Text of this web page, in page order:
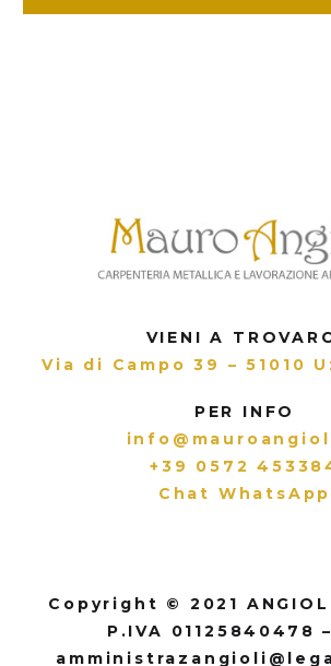
VIENI A
Via di Campo 39 – 51010
PER INFO
+39 0572
Chat WhatsApp
Copyright © 2021
P.IVA 01125840478 –